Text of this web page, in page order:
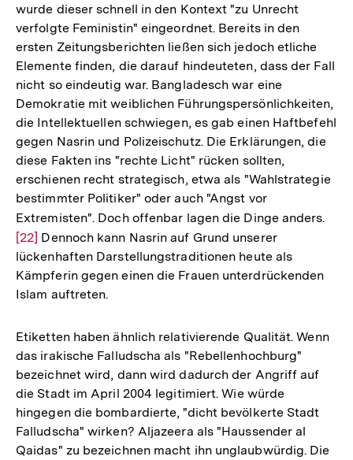
wurde dieser schnell in den Kontext "zu Unrecht
verfolgte Feministin" eingeordnet. Bereits in den
ersten Zeitungsberichten ließen sich jedoch etliche
Elemente finden, die darauf hindeuteten, dass der Fall
nicht so eindeutig war. Bangladesch war eine
Demokratie mit weiblichen Führungspersönlichkeiten,
die Intellektuellen schwiegen, es gab einen Haftbefehl
gegen Nasrin und Polizeischutz. Die Erklärungen, die
diese Fakten ins "rechte Licht" rücken sollten,
erschienen recht strategisch, etwa als "Wahlstrategie
bestimmter Politiker" oder auch "Angst vor
Extremisten". Doch offenbar lagen die Dinge anders.
[22] Dennoch kann Nasrin auf Grund unserer
lückenhaften Darstellungstraditionen heute als
Kämpferin gegen einen die Frauen unterdrückenden
Islam auftreten.
Etiketten haben ähnlich relativierende Qualität. Wenn
das irakische Falludscha als "Rebellenhochburg"
bezeichnet wird, dann wird dadurch der Angriff auf
die Stadt im April 2004 legitimiert. Wie würde
hingegen die bombardierte, "dicht bevölkerte Stadt
Falludscha" wirken? Aljazeera als "Haussender al
Qaidas" zu bezeichnen macht ihn unglaubwürdig. Die